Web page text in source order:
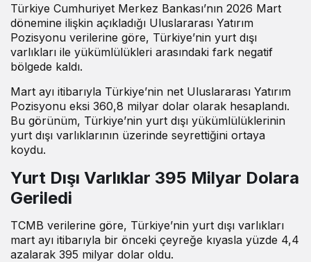
Türkiye Cumhuriyet Merkez Bankası’nın 2026 Mart
dönemine ilişkin açıkladığı Uluslararası Yatırım
Pozisyonu verilerine göre, Türkiye’nin yurt dışı
varlıkları ile yükümlülükleri arasındaki fark negatif
bölgede kaldı.
Mart ayı itibarıyla Türkiye’nin net Uluslararası Yatırım
Pozisyonu eksi 360,8 milyar dolar olarak hesaplandı.
Bu görünüm, Türkiye’nin yurt dışı yükümlülüklerinin
yurt dışı varlıklarının üzerinde seyrettiğini ortaya
koydu.
Yurt Dışı Varlıklar 395 Milyar Dolara
Geriledi
TCMB verilerine göre, Türkiye’nin yurt dışı varlıkları
mart ayı itibarıyla bir önceki çeyreğe kıyasla yüzde 4,4
azalarak 395 milyar dolar oldu.